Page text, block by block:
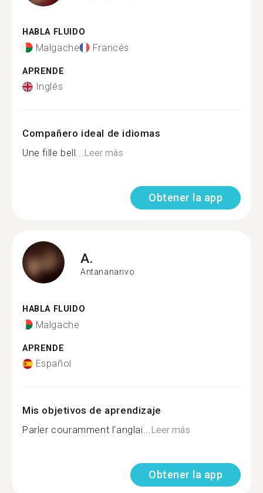
HABLA FLUIDO
Malgache Francés
APRENDE
Inglés
Compañero ideal de idiomas
Une fille bell...Leer más
Obtener la app
A.
Antananarivo
HABLA FLUIDO
Malgache
APRENDE
Español
Mis objetivos de aprendizaje
Parler couramment l'anglai...Leer más
Obtener la app